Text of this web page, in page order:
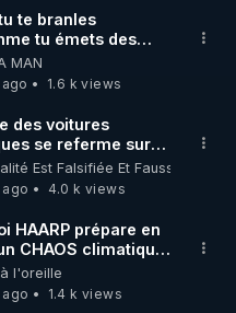
te branles
tu émets des
ont juste omis de
MAN
1.6 k views
des voitures
se referme sur
!
Est Falsifiée Et Fausse
4.0 k views
HAARP prépare en
CHAOS climatique,
l'oreille
1.4 k views